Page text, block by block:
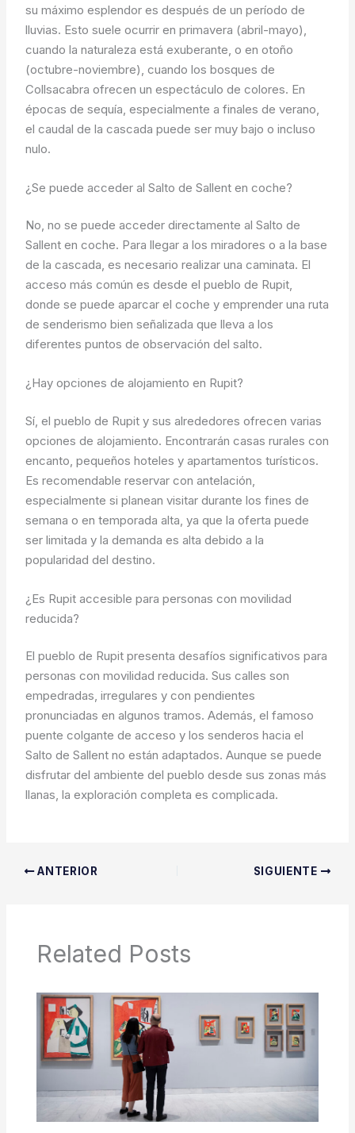
su máximo esplendor es después de un período de
lluvias. Esto suele ocurrir en primavera (abril-mayo),
cuando la naturaleza está exuberante, o en otoño
(octubre-noviembre), cuando los bosques de
Collsacabra ofrecen un espectáculo de colores. En
épocas de sequía, especialmente a finales de verano,
el caudal de la cascada puede ser muy bajo o incluso
nulo.
¿Se puede acceder al Salto de Sallent en coche?
No, no se puede acceder directamente al Salto de
Sallent en coche. Para llegar a los miradores o a la base
de la cascada, es necesario realizar una caminata. El
acceso más común es desde el pueblo de Rupit,
donde se puede aparcar el coche y emprender una ruta
de senderismo bien señalizada que lleva a los
diferentes puntos de observación del salto.
¿Hay opciones de alojamiento en Rupit?
Sí, el pueblo de Rupit y sus alrededores ofrecen varias
opciones de alojamiento. Encontrarán casas rurales con
encanto, pequeños hoteles y apartamentos turísticos.
Es recomendable reservar con antelación,
especialmente si planean visitar durante los fines de
semana o en temporada alta, ya que la oferta puede
ser limitada y la demanda es alta debido a la
popularidad del destino.
¿Es Rupit accesible para personas con movilidad
reducida?
El pueblo de Rupit presenta desafíos significativos para
personas con movilidad reducida. Sus calles son
empedradas, irregulares y con pendientes
pronunciadas en algunos tramos. Además, el famoso
puente colgante de acceso y los senderos hacia el
Salto de Sallent no están adaptados. Aunque se puede
disfrutar del ambiente del pueblo desde sus zonas más
llanas, la exploración completa es complicada.
ANTERIOR SIGUIENTE
Related Posts